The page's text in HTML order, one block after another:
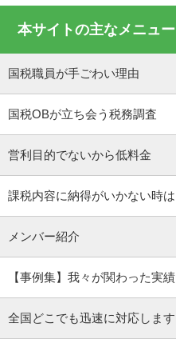
本サイトの主なメニュー
国税職員が手ごわい理由
国税OBが立ち会う税務調査
営利目的でないから低料金
課税内容に納得がいかない時は
メンバー紹介
【事例集】我々が関わった実績
全国どこでも迅速に対応します